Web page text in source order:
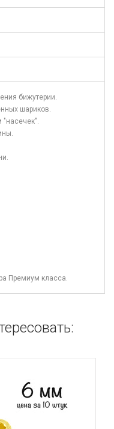
бижутерии.
шариков.
"насечек".
Премиум класса.